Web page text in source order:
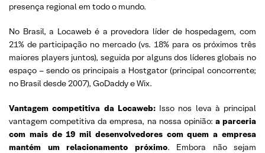
presença regional em todo o mundo.
No Brasil, a Locaweb é a provedora líder de hospedagem, com
21% de participação no mercado (vs. 18% para os próximos três
maiores players juntos), seguida por alguns dos líderes globais no
espaço – sendo os principais a Hostgator (principal concorrente;
no Brasil desde 2007), GoDaddy e Wix.
Vantagem competitiva da Locaweb:Isso nos leva à principal
vantagem competitiva da empresa, na nossa opinião: a parceria
com mais de 19 mil desenvolvedores com quem a empresa
mantém um relacionamento próximo. Embora não sejam